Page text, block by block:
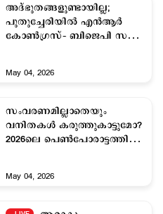
അദ്ഭുതങ്ങളുണ്ടായില്ല;
പുതുച്ചേരിയില്‍ എന്‍ആര്‍
കോണ്‍ഗ്രസ്– ബിജെപി സഖ്യം
May 04, 2026
സംവരണമില്ലാതെയും
വനിതകള്‍ കരുത്തുകാട്ടുമോ?
2026ലെ പെണ്‍പോരാട്ടത്തിന്‍റെ
May 04, 2026